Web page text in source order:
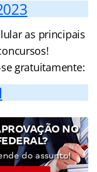
as principais
gratuitamente:
NO
do assunto!